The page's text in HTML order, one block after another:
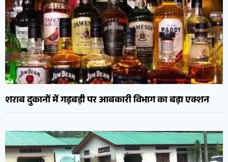
शराब दुकानों में गड़बड़ी पर आबकारी विभाग का बड़ा एक्शन